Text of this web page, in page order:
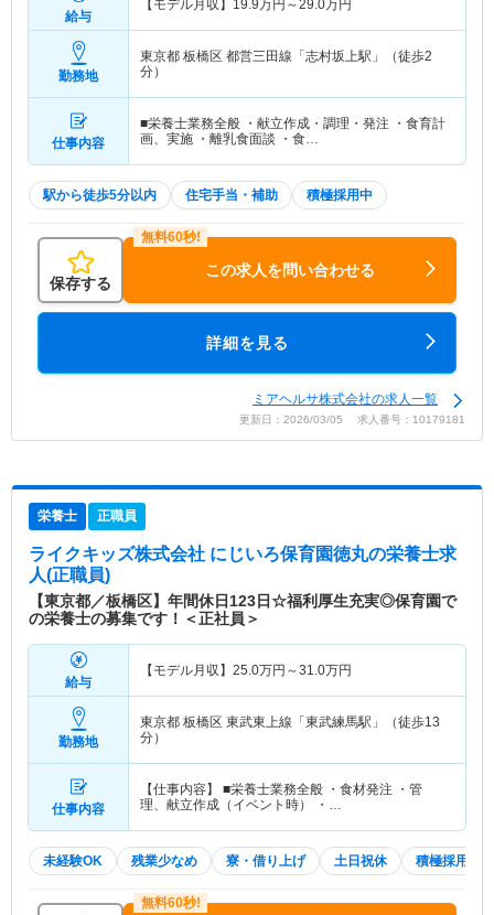
給与
【モデル月収】 19.9 万円～29.0万円
勤務地
東京都 板橋区 都営三田線「志村坂上駅」（徒歩2
分）
仕事内容
■栄養士業務全般 ・献立作成・調理・発注 ・食育計
画、実施 ・離乳食面談 ・食…
駅から徒歩5分以内 住宅手当・補助 積極採用中
保存する
この求人を問い合わせる
詳細を見る
ミアヘルサ株式会社の求人一覧
更新日：2026/03/05 求人番号：10179181
栄養士 正職員
ライクキッズ株式会社 にじいろ保育園徳丸の栄養士求
人(正職員)
【東京都／板橋区】年間休日123日☆福利厚生充実◎保育園で
の栄養士の募集です！＜正社員＞
給与
【モデル月収】 25.0万円～31.0万円
勤務地
東京都 板橋区 東武東上線「東武練馬駅」（徒歩13
分）
仕事内容
【仕事内容】 ■栄養士業務全般 ・食材発注 ・管
理、献立作成（イベント時） ・…
未経験OK 残業少なめ 寮・借り上げ 土日祝休 積極採用中